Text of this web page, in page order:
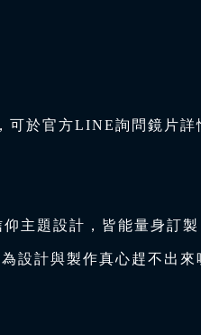
可於官方LINE詢問鏡片詳
主題設計，皆能量身訂
設計與製作真心趕不出來